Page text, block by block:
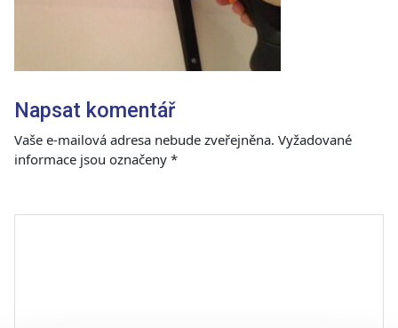
Napsat komentář
Vaše e-mailová adresa nebude zveřejněna. Vyžadované
informace jsou označeny *